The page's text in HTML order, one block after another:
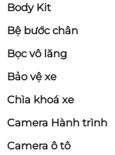
Body Kit
Bệ bước chân
Bọc vô lăng
Bảo vệ xe
Chìa khoá xe
Camera Hành trình
Camera ô tô